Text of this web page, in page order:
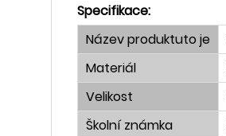
Specifikace:
Název produktuto je
Materiál
Velikost
Školní známka